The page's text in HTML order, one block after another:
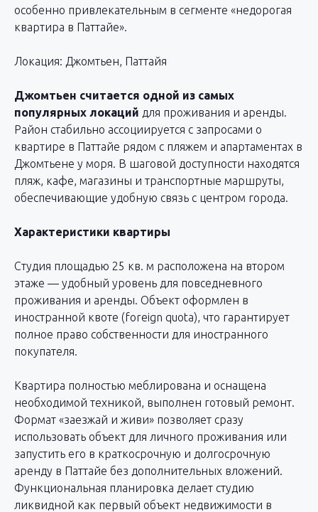
особенно привлекательным в сегменте «недорогая
квартира в Паттайе».
Локация: Джомтьен, Паттайя
Джомтьен считается одной из самых
популярных локаций для проживания и аренды.
Район стабильно ассоциируется с запросами о
квартире в Паттайе рядом с пляжем и апартаментах в
Джомтьене у моря. В шаговой доступности находятся
пляж, кафе, магазины и транспортные маршруты,
обеспечивающие удобную связь с центром города.
Характеристики квартиры
Студия площадью 25 кв. м расположена на втором
этаже — удобный уровень для повседневного
проживания и аренды. Объект оформлен в
иностранной квоте (foreign quota), что гарантирует
полное право собственности для иностранного
покупателя.
Квартира полностью меблирована и оснащена
необходимой техникой, выполнен готовый ремонт.
Формат «заезжай и живи» позволяет сразу
использовать объект для личного проживания или
запустить его в краткосрочную и долгосрочную
аренду в Паттайе без дополнительных вложений.
Функциональная планировка делает студию
ликвидной как первый объект недвижимости в